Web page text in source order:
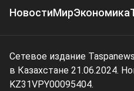
НовостиМирЭкономика
Сетевое издание
в Казахстане 21.06.2024.
KZ31VPY00095404.